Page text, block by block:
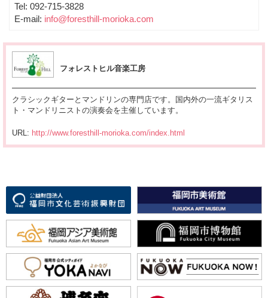
Tel: 092-715-3828
E-mail: info@foresthill-morioka.com
フォレストヒル音楽工房
クラシックギターとマンドリンの専門店です。国内外の一流ギタリス
ト・マンドリニストの演奏会を主催しています。
URL: http://www.foresthill-morioka.com/index.html